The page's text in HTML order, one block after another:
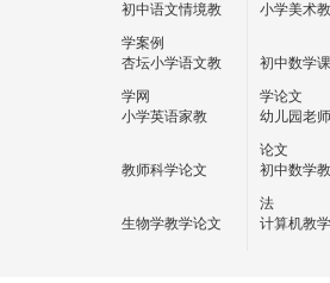
初中语文情境教
学案例
小学美术
杏坛小学语文教
学网
初中数学
学论文
小学英语家教
幼儿园老
论文
教师科学论文
初中数学
法
生物学教学论文
计算机教